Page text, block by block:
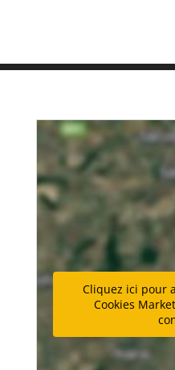
Cliquez ici pour
Cookies